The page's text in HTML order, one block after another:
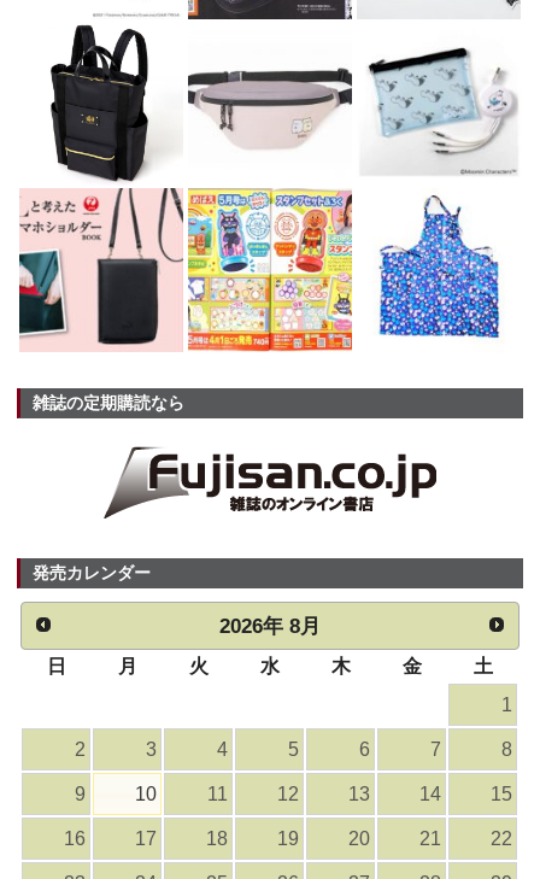
雑誌の定期購読なら
発売カレンダー
2026年 8月
日 月 火 水 木 金
土
1
2 3 4 5 6 7 8
9 10 11 12 13 14 15
16 17 18 19 20 21 22